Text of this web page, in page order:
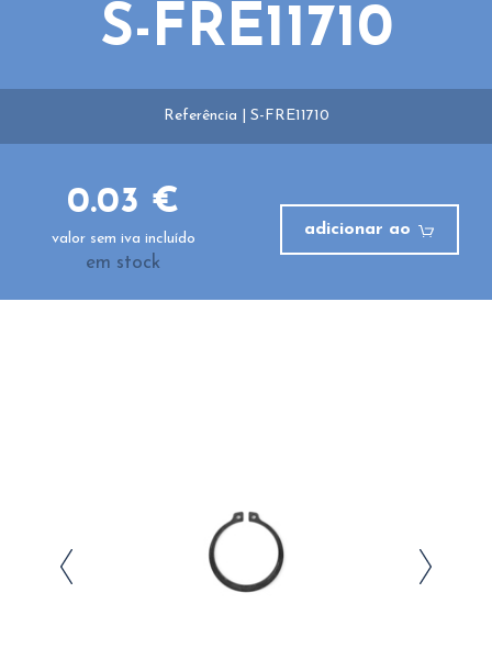
S-FRE11710
Referência | S-FRE11710
0.03 €
valor sem iva incluído
em stock
adicionar ao